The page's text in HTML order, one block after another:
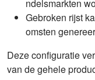
ndelsmarkten
Gebroken rijst
omsten
Deze configuratie
van de gehele